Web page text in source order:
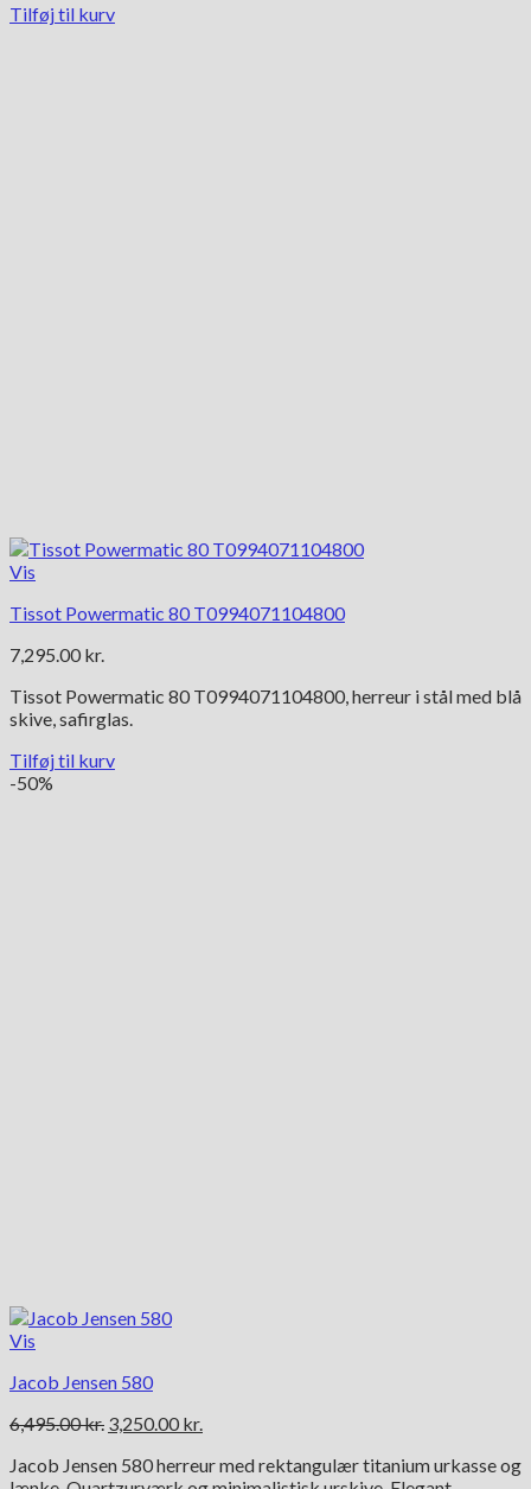
Tilføj til kurv
Vis
Tissot Powermatic 80 T0994071104800
7,295.00 kr.
Tissot Powermatic 80 T0994071104800, herreur i stål med blå
skive, safirglas.
Tilføj til kurv
-50%
Vis
Jacob Jensen 580
6,495.00kr. Den
pris
3,250.00 kr.
pris
Jacob Jensen 580 herreur med rektangulær titanium urkasse og